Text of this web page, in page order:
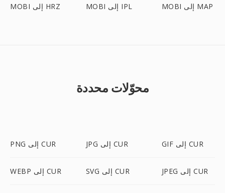
MOBI إلى HRZ MOBI إلى IPL MOBI إلى MAP
محوّلات محددة
PNG إلى CUR JPG إلى CUR GIF إلى CUR
WEBP إلى CUR SVG إلى CUR JPEG إلى CUR